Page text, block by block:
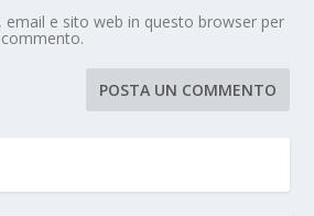
email e sito web in questo browser per